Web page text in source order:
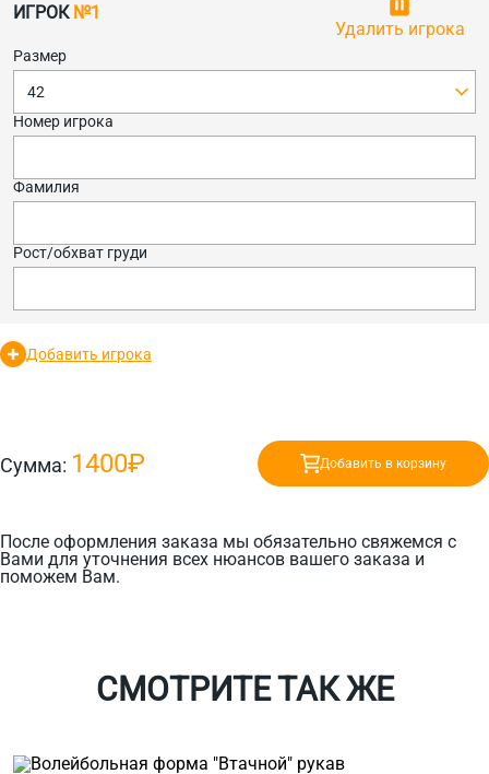
ИГРОК №1
Удалить игрока
Размер
42
Номер игрока
Фамилия
Рост/обхват груди
Добавить игрока
После оформления заказа мы обязательно свяжемся с
Вами для уточнения всех нюансов вашего заказа и
поможем Вам.
Сумма: 1400₽ Добавить в корзину
СМОТРИТЕ ТАК ЖЕ